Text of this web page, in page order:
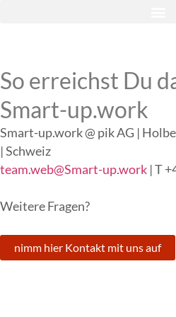
So erreichst Du
Smart-up.work
Smart-up.work @ pik AG |
| Schweiz
team.web@Smart-up.work | T
Weitere Fragen?
nimm hier Kontakt mit uns auf